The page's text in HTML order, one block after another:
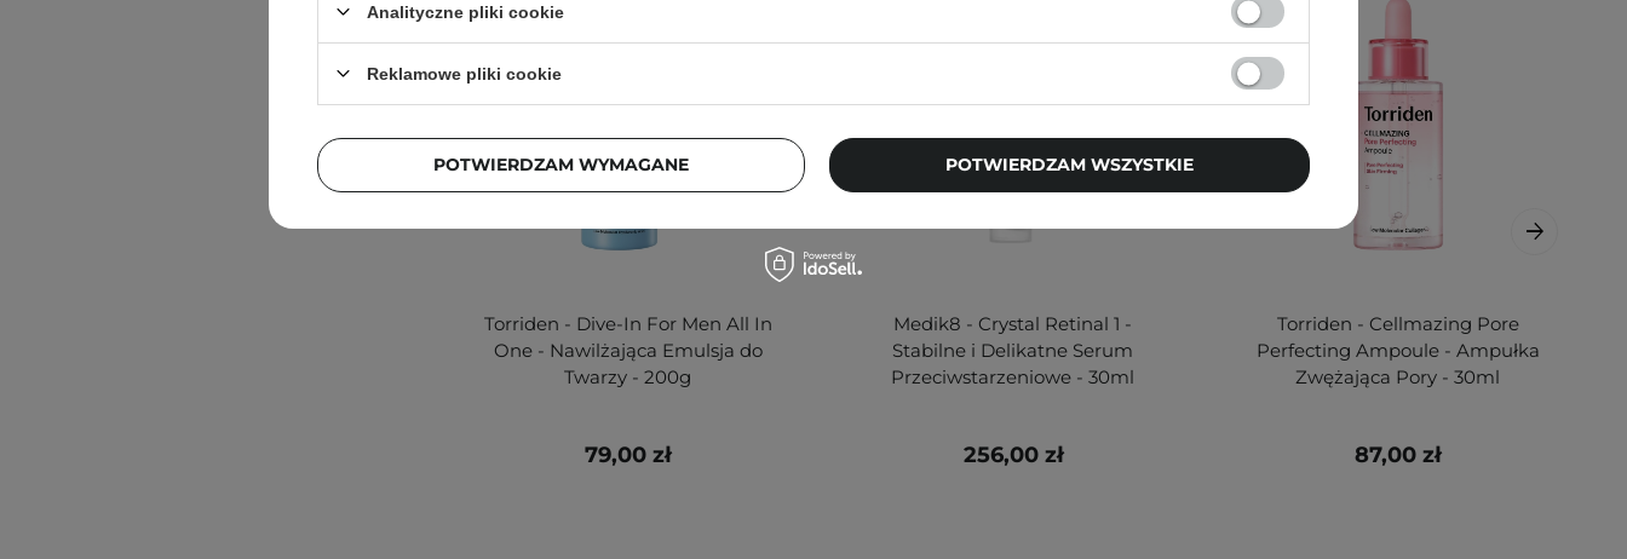
Torriden - Dive-In For Men All In
One - Nawilżająca Emulsja do
Twarzy - 200g
79,00 zł
Medik8 - Crystal Retinal 1 -
Stabilne i Delikatne Serum
Przeciwstarzeniowe - 30ml
256,00 zł
Torriden - Cellmazing Pore
Perfecting Ampoule - Ampułka
Zwężająca Pory - 30ml
87,00 zł
Analityczne pliki cookie
Reklamowe pliki cookie
POTWIERDZAM WYMAGANE POTWIERDZAM WSZYSTKIE